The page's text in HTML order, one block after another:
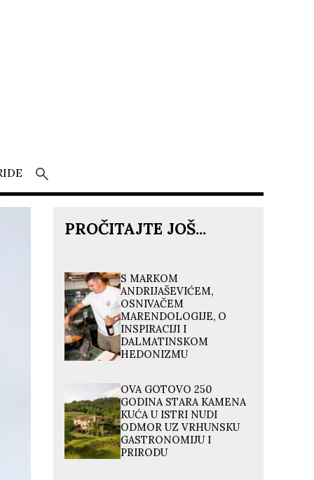
PROČITAJTE JOŠ...
S MARKOM
ANDRIJAŠEVIĆEM,
OSNIVAČEM
MARENDOLOGIJE, O
INSPIRACIJI I
DALMATINSKOM
HEDONIZMU
OVA GOTOVO 250
GODINA STARA KAMENA
KUĆA U ISTRI NUDI
ODMOR UZ VRHUNSKU
GASTRONOMIJU I
PRIRODU